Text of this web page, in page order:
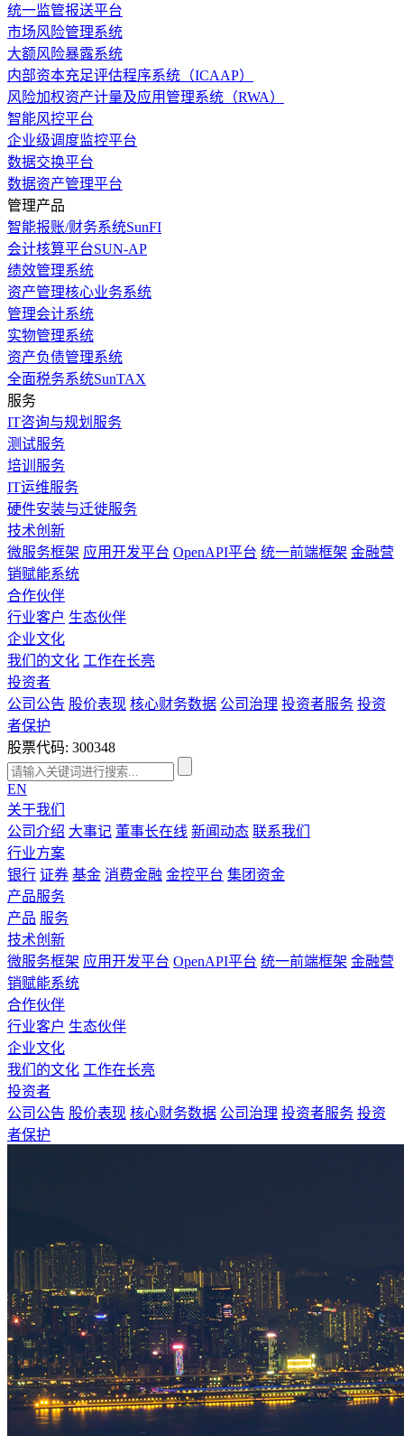
统一监管报送平台
市场风险管理系统
大额风险暴露系统
内部资本充足评估程序系统（ICAAP）
风险加权资产计量及应用管理系统（RWA）
智能风控平台
企业级调度监控平台
数据交换平台
数据资产管理平台
管理产品
智能报账/财务系统SunFI
会计核算平台SUN-AP
绩效管理系统
资产管理核心业务系统
管理会计系统
实物管理系统
资产负债管理系统
全面税务系统SunTAX
服务
IT咨询与规划服务
测试服务
培训服务
IT运维服务
硬件安装与迁徙服务
技术创新
微服务框架 应用开发平台 OpenAPI平台 统一前端框架 金融营
销赋能系统
合作伙伴
行业客户 生态伙伴
企业文化
我们的文化 工作在长亮
投资者
公司公告 股价表现 核心财务数据 公司治理 投资者服务 投资
者保护
股票代码: 300348
EN
关于我们
公司介绍 大事记 董事长在线 新闻动态 联系我们
行业方案
银行 证券 基金 消费金融 金控平台 集团资金
产品服务
产品 服务
技术创新
微服务框架 应用开发平台 OpenAPI平台 统一前端框架 金融营
销赋能系统
合作伙伴
行业客户 生态伙伴
企业文化
我们的文化 工作在长亮
投资者
公司公告 股价表现 核心财务数据 公司治理 投资者服务 投资
者保护